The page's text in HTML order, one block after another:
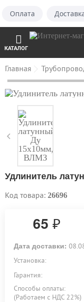
Оплата
КАТАЛОГ
Главная
Удлинитель
Код товара: 26696
65₽
Дата доставки:
Установка:
Гарантия:
Способы оплаты:
(Работаем с НДС 22%)